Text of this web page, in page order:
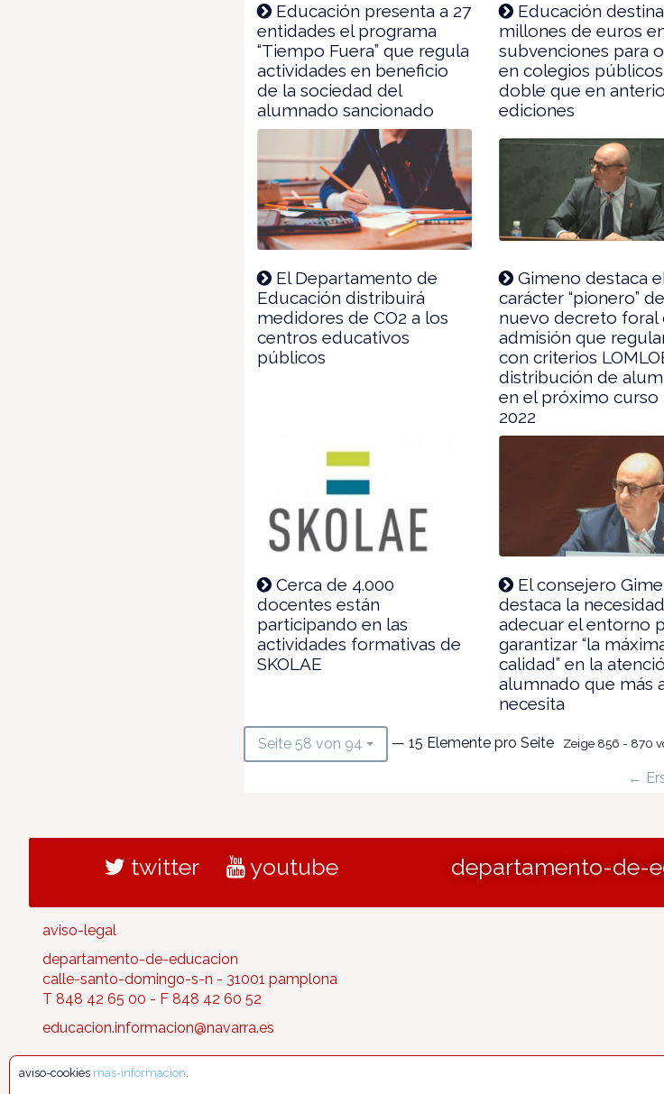
Educación presenta a 27
entidades el programa
“Tiempo Fuera” que regula
actividades en beneficio
de la sociedad del
alumnado sancionado
Educación
millones de euros
subvenciones para
en colegios
doble que en
ediciones
El Departamento de
Educación distribuirá
medidores de CO2 a los
centros educativos
públicos
Gimeno destaca
carácter “pionero”
nuevo decreto foral
admisión que
con criterios
distribución de
en el próximo curso
2022
Cerca de 4.000
docentes están
participando en las
actividades formativas de
SKOLAE
El consejero
destaca la
adecuar el entorno
garantizar “la
calidad” en la
alumnado que más
necesita
Seite 58 von 94 — 15 Elemente pro Seite Zeige 856 - 870
←
twitter youtube departamento-de-
aviso-legal
departamento-de-educacion
calle-santo-domingo-s-n - 31001 pamplona
T 848 42 65 00 - F 848 42 60 52
educacion.informacion@navarra.es
aviso-cookies mas-informacion.